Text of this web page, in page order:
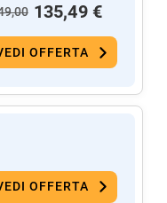
135,49 €
OFFERTA
OFFERTA